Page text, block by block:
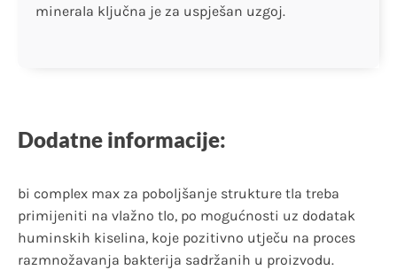
minerala ključna je za uspješan uzgoj.
Dodatne informacije:
bi complex max za poboljšanje strukture tla treba
primijeniti na vlažno tlo, po mogućnosti uz dodatak
huminskih kiselina, koje pozitivno utječu na proces
razmnožavanja bakterija sadržanih u proizvodu.